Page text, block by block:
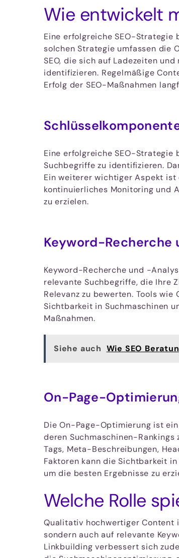
Wie entwickelt
Eine erfolgreiche SEO-
solchen Strategie umfassen die
SEO, die sich auf Ladezeiten
identifizieren. Regelmäßige
Erfolg der SEO-Maßnahmen
Eine erfolgreiche SEO-
Suchbegriffe zu identifizieren.
Ein weiterer wichtiger Aspekt ist
kontinuierliches Monitoring und
zu erzielen.
Keyword-Recherche
Keyword-Recherche und -
relevante Suchbegriffe, die Ihre
Relevanz zu bewerten. Tools
Sichtbarkeit in Suchmaschinen
Maßnahmen.
Siehe auch Wie SEO
On-Page-
Die On-Page-Optimierung ist
deren Suchmaschinen-
Tags, Meta-Beschreibungen,
Faktoren kann die Sichtbarkeit
um die besten Ergebnisse zu
Welche Rolle
Qualitativ hochwertiger Content
sondern auch auf relevante
Linkbuilding verbessert sich